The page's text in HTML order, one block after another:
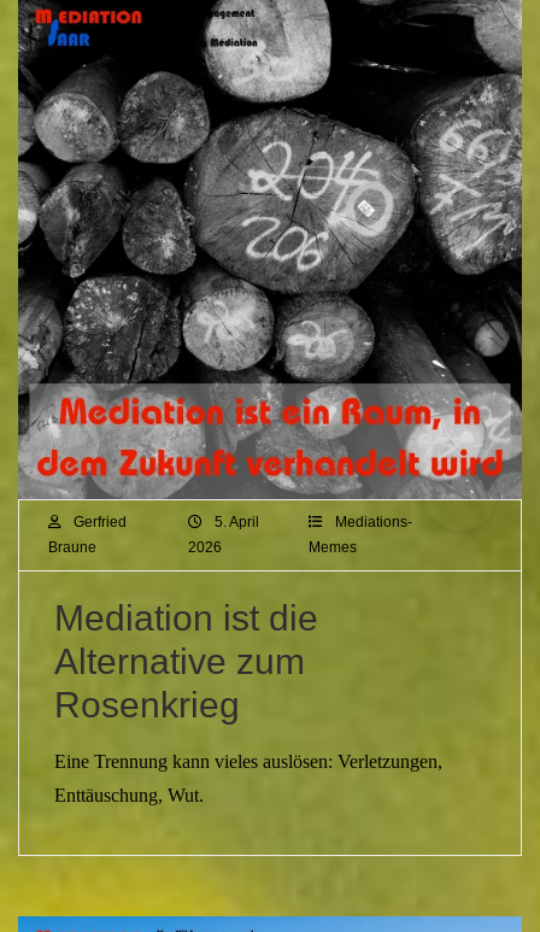
Gerfried
Braune
5. April
2026
Mediations-
Memes
Mediation ist die
Alternative zum
Rosenkrieg
Eine Trennung kann vieles auslösen: Verletzungen,
Enttäuschung, Wut.